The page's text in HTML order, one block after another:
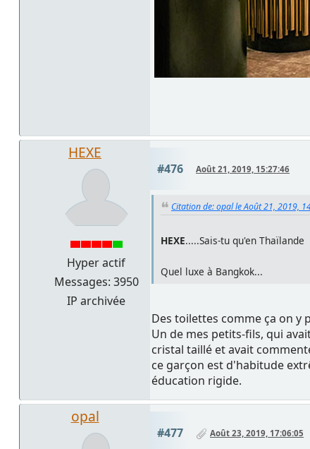
HEXE
Hyper actif
Messages: 3950
IP archivée
#476 Août 21, 2019, 15:27:46
Citation de: opal le Août 21, 2019,
HEXE.....Sais-tu qu'en
Quel luxe à Bangkok...
Des toilettes comme ça on y
Un de mes petits-fils, qui
cristal taillé et avait
ce garçon est d'habitude
éducation rigide.
opal
#477 Août 23, 2019, 17:06:05